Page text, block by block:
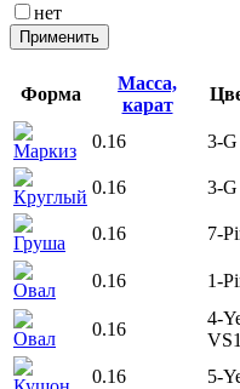
нет
Форма
Масса,
карат
Маркиз 0.16 3-G
Круглый 0.16 3-G
Груша 0.16 7-
Овал 0.16 1-
Овал 0.16
4-
VS1
0.16 5-